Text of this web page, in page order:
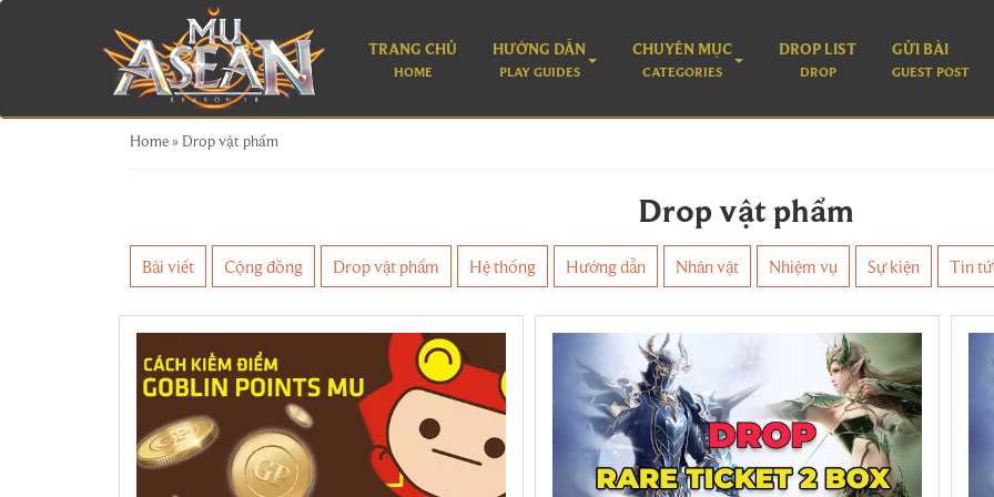
TRANG CHỦ
HOME
HƯỚNG DẪN
PLAY GUIDES
CHUYÊN MỤC
CATEGORIES
DROP LIST
DROP
GỬI BÀI
GUEST POST
Home» Drop vật phẩm
Drop vật phẩm
Bài viết Cộng đồng Drop vật phẩm Hệ thống Hướng dẫn Nhân vật Nhiệm vụ Sự kiện Tin